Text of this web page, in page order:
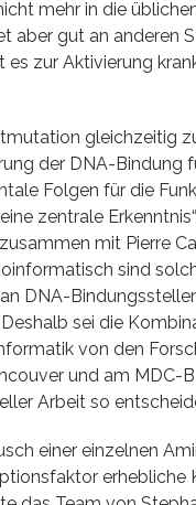
mehr in die
aber gut an anderen
es zur Aktivierung
gleichzeitig
der DNA-Bindung
Folgen für die
zentrale
mit Pierre
sind
DNA-
sei die
von den
und am MDC-
Arbeit so
einer einzelnen
erhebliche